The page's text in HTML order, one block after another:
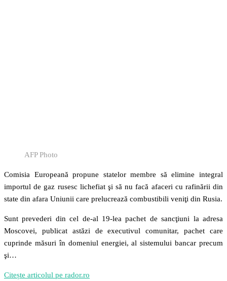
AFP Photo
Comisia Europeană propune statelor membre să elimine integral
importul de gaz rusesc lichefiat şi să nu facă afaceri cu rafinării din
state din afara Uniunii care prelucrează combustibili veniţi din Rusia.
Sunt prevederi din cel de-al 19-lea pachet de sancţiuni la adresa
Moscovei, publicat astăzi de executivul comunitar, pachet care
cuprinde măsuri în domeniul energiei, al sistemului bancar precum
şi…
Citește articolul pe rador.ro